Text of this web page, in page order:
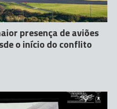
presença de aviões
o início do conflito